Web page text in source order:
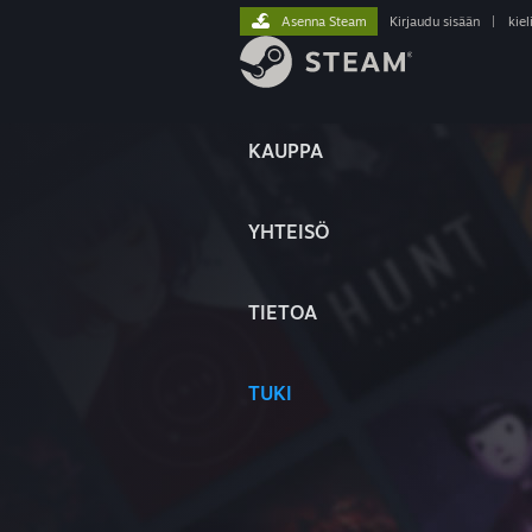
KAUPPA
YHTEISÖ
TIETOA
TUKI
Asenna Steam Kirjaudu sisään kieli